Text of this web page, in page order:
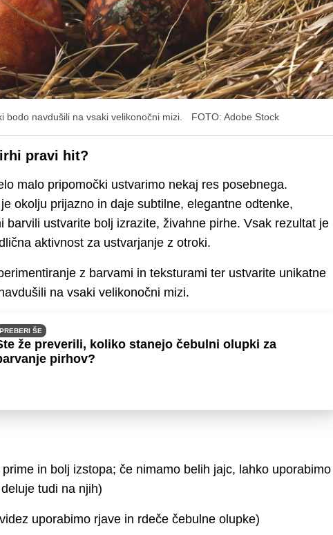
navdušili na vsaki velikonočni mizi. FOTO: Adobe Stock
pravi hit?
malo pripomočki ustvarimo nekaj res posebnega.
okolju prijazno in daje subtilne, elegantne odtenke,
barvili ustvarite bolj izrazite, živahne pirhe. Vsak rezultat je
aktivnost za ustvarjanje z otroki.
z barvami in teksturami ter ustvarite unikatne
na vsaki velikonočni mizi.
PREBERI ŠE
že preverili, koliko stanejo čebulni olupki za
pirhov?
in bolj izstopa; če nimamo belih jajc, lahko uporabimo
tudi na njih)
uporabimo rjave in rdeče čebulne olupke)